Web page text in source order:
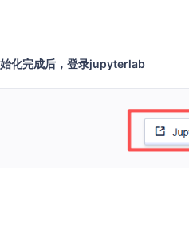
化完成后，登录jupyterlab